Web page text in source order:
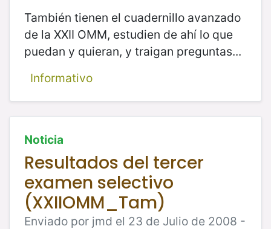
También tienen el cuadernillo avanzado
de la XXII OMM, estudien de ahí lo que
puedan y quieran, y traigan preguntas...
Informativo
Noticia
Resultados del tercer
examen selectivo
(XXIIOMM_Tam)
Enviado por jmd el 23 de Julio de 2008 -